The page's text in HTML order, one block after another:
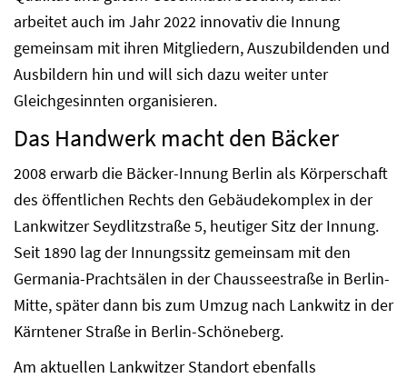
arbeitet auch im Jahr 2022 innovativ die Innung
gemeinsam mit ihren Mitgliedern, Auszubildenden und
Ausbildern hin und will sich dazu weiter unter
Gleichgesinnten organisieren.
Das Handwerk macht den Bäcker
2008 erwarb die Bäcker-Innung Berlin als Körperschaft
des öffentlichen Rechts den Gebäudekomplex in der
Lankwitzer Seydlitzstraße 5, heutiger Sitz der Innung.
Seit 1890 lag der Innungssitz gemeinsam mit den
Germania-Prachtsälen in der Chausseestraße in Berlin-
Mitte, später dann bis zum Umzug nach Lankwitz in der
Kärntener Straße in Berlin-Schöneberg.
Am aktuellen Lankwitzer Standort ebenfalls